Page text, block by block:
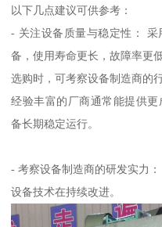
以下几点建议可供参考：
- 关注设备质量与稳定性：
备，使用寿命更长，故障率更低
选购时，可考察设备制造商的
经验丰富的厂商通常能提供
备长期稳定运行。
- 考察设备制造商的研发实力
设备技术在持续改进。